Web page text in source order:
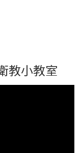
教小教室